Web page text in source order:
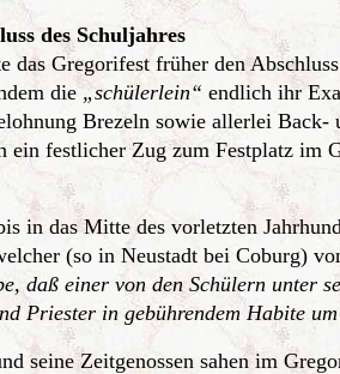
des Schuljahres
das Gregorifest früher den
die „schülerlein“ endlich ihr
Brezeln sowie allerlei
ein festlicher Zug zum Festplatz im
in das Mitte des vorletzten
(so in Neustadt bei Coburg)
daß einer von den Schülern unter
Priester in gebührendem Habite
seine Zeitgenossen sahen im